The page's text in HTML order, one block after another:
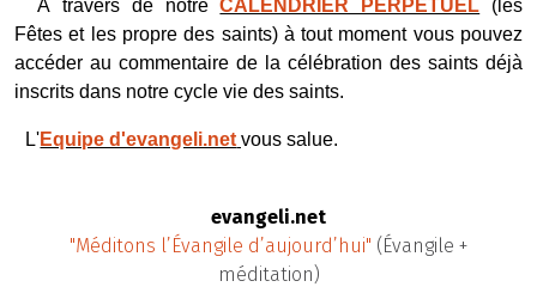
À travers de notreCALENDRIER PERPÉTUEL (les
Fêtes et les propre des saints) à tout moment vous pouvez
accéder au commentaire de la célébration des saints déjà
inscrits dans notre cycle vie des saints.
L'Equipe d'evangeli.net vous salue.
evangeli.net
"Méditons l’Évangile d’aujourd’hui" (Évangile +
méditation)